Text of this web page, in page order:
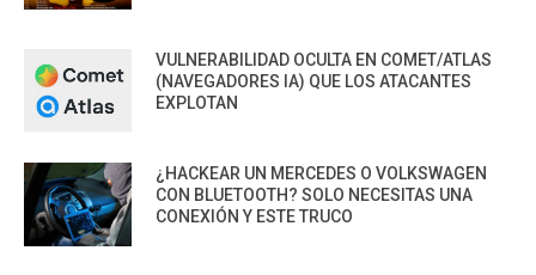
VULNERABILIDAD OCULTA EN COMET/ATLAS
(NAVEGADORES IA) QUE LOS ATACANTES
EXPLOTAN
¿HACKEAR UN MERCEDES O VOLKSWAGEN
CON BLUETOOTH? SOLO NECESITAS UNA
CONEXIÓN Y ESTE TRUCO